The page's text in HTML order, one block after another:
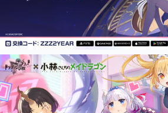
ピックアップ
電ファミのいま読まれている記事ランキン